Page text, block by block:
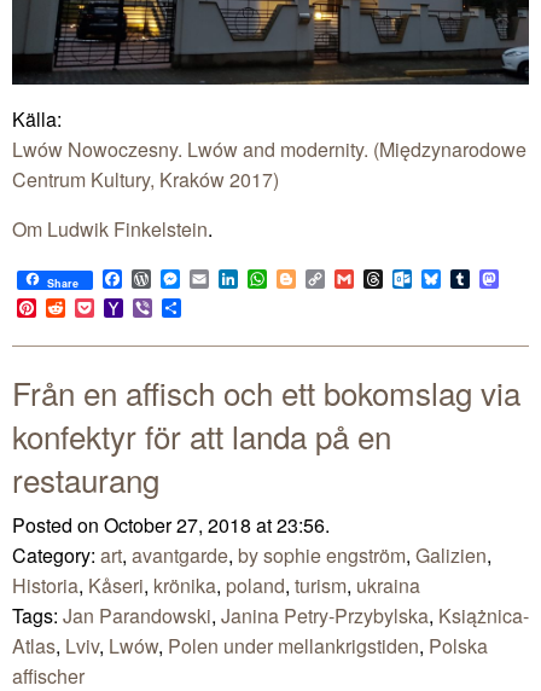
Källa:
Lwów Nowoczesny. Lwów and modernity. (Międzynarodowe
Centrum Kultury, Kraków 2017)
Om Ludwik Finkelstein.
Share Facebook
WordPress
Messenger
EmailLinkedIn
WhatsApp
BloggerCopy
Link
GmailThreadsOutlook.com
BlueskyTumblr
Pinterest
RedditPocketYahoo
Mail
Viber
Från en affisch och ett bokomslag via
konfektyr för att landa på en
restaurang
Posted on October 27, 2018 at 23:56.
Category: art, avantgarde, by sophie engström, Galizien,
Historia, Kåseri, krönika, poland, turism, ukraina
Tags: Jan Parandowski, Janina Petry-Przybylska, Książnica-
Atlas, Lviv, Lwów, Polen under mellankrigstiden, Polska
affischer